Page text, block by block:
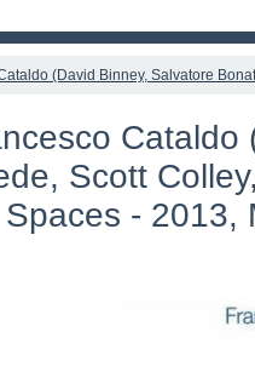
(David Binney, Salvatore
Cataldo
Scott
- 2013,